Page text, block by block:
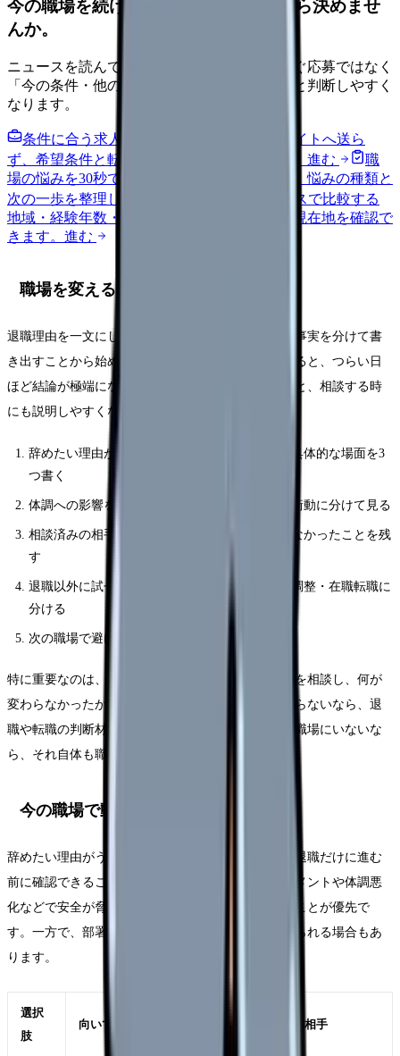
今の職場を続けるか、条件を比べてから決めませ
んか。
ニュースを読んで不安が強くなった時は、すぐ応募ではなく
「今の条件・他の選択肢・相談先」を分けると判断しやすく
なります。
条件に合う求人通知を受け取る
外部転職サイトへ送ら
ず、希望条件と転職時期を自社で預かります。 進む
職
場の悩みを30秒で診断
辞めるべきか迷う前に、悩みの種類と
次の一歩を整理します。
給料コンパスで比較する
地域・経験年数・施設形態から、今の給料の現在地を確認で
きます。 進む
職場を変える前に確認する5項目
退職理由を一文にし、体調・勤務条件・相談済みの事実を分けて書
き出すことから始めてください。頭の中だけで考えると、つらい日
ほど結論が極端になります。紙やメモアプリに残すと、相談する時
にも説明しやすくなります。
辞めたい理由がうまく言語化できないと思った具体的な場面を3
つ書く
体調への影響を、睡眠・食欲・涙・動悸・欠勤衝動に分けて見る
相談済みの相手、返答、変わったこと・変わらなかったことを残
す
退職以外に試せる選択肢を、休職・異動・勤務調整・在職転職に
分ける
次の職場で避けたい条件を3つに絞る
特に重要なのは、相談の有無ではなく「具体的に何を相談し、何が
変わらなかったか」です。相談したのに状況が変わらないなら、退
職や転職の判断材料になります。相談できる相手が職場にいないな
ら、それ自体も職場条件の問題です。
今の職場で動かせる可能性
辞めたい理由がうまく言語化できない時でも、すぐ退職だけに進む
前に確認できることがあります。もちろん、ハラスメントや体調悪
化などで安全が脅かされている場合は、距離を取ることが優先で
す。一方で、部署・勤務形態・役割が変われば続けられる場合もあ
ります。
選択
肢
向いているケース 確認する相手